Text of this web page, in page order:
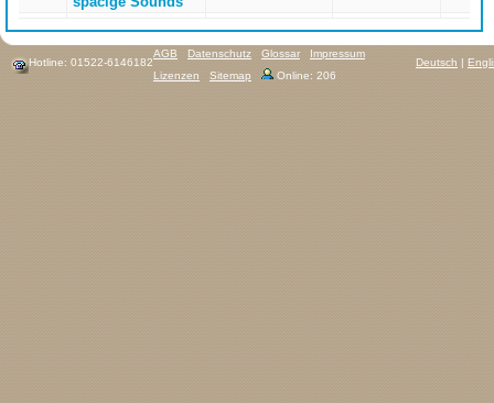
Hotline: 01522-6146182 Deutsch |
AGB Datenschutz Glossar
Impressum
Lizenzen
Sitemap Online: 206